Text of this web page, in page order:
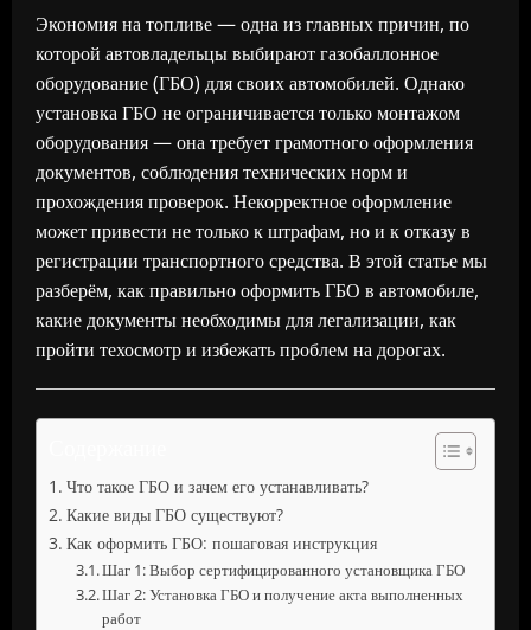
Экономия на топливе — одна из главных причин, по
которой автовладельцы выбирают газобаллонное
оборудование (ГБО) для своих автомобилей. Однако
установка ГБО не ограничивается только монтажом
оборудования — она требует грамотного оформления
документов, соблюдения технических норм и
прохождения проверок. Некорректное оформление
может привести не только к штрафам, но и к отказу в
регистрации транспортного средства. В этой статье мы
разберём, как правильно оформить ГБО в автомобиле,
какие документы необходимы для легализации, как
пройти техосмотр и избежать проблем на дорогах.
Что такое ГБО и зачем его устанавливать?
Какие виды ГБО существуют?
Как оформить ГБО: пошаговая инструкция
Шаг 1: Выбор сертифицированного установщика ГБО
Шаг 2: Установка ГБО и получение акта выполненных
работ